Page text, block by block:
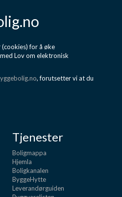
for å øke
Lov om elektronisk
, forutsetter vi at du
Tjenester
Boligmappa
Hjemla
Boligkanalen
ByggeHytte
Leverandørguiden